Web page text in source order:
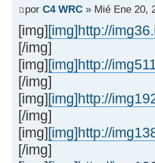
por C4 WRC » Mié Ene 20,
[img][img]http://
[/img]
[img][img]http://
[/img]
[img][img]http://
[/img]
[img][img]http://
[/img]